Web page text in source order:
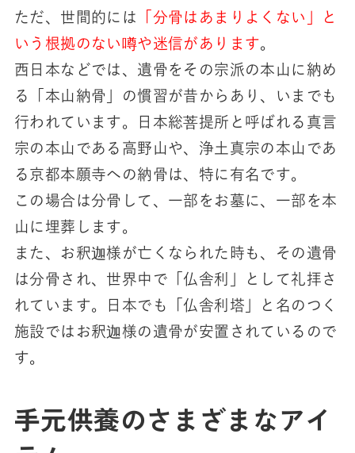
ただ、世間的には
「分骨はあまりよくない」と
いう根拠のない噂や迷信があります。
西日本などでは、遺骨をその宗派の本山に納め
る「本山納骨」の慣習が昔からあり、いまでも
行われています。日本総菩提所と呼ばれる真言
宗の本山である高野山や、浄土真宗の本山であ
る京都本願寺への納骨は、特に有名です。
この場合は分骨して、一部をお墓に、一部を本
山に埋葬します。
また、お釈迦様が亡くなられた時も、その遺骨
は分骨され、世界中で「仏舎利」として礼拝さ
れています。日本でも「仏舎利塔」と名のつく
施設ではお釈迦様の遺骨が安置されているので
す。
手元供養のさまざまなアイ